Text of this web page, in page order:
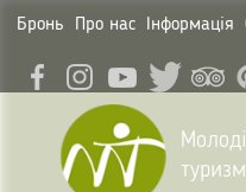
Бронь Про нас Інформація
туризм